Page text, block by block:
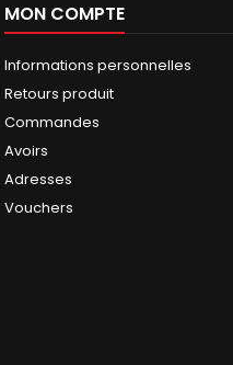
MON COMPTE
Informations personnelles
Retours produit
Commandes
Avoirs
Adresses
Vouchers